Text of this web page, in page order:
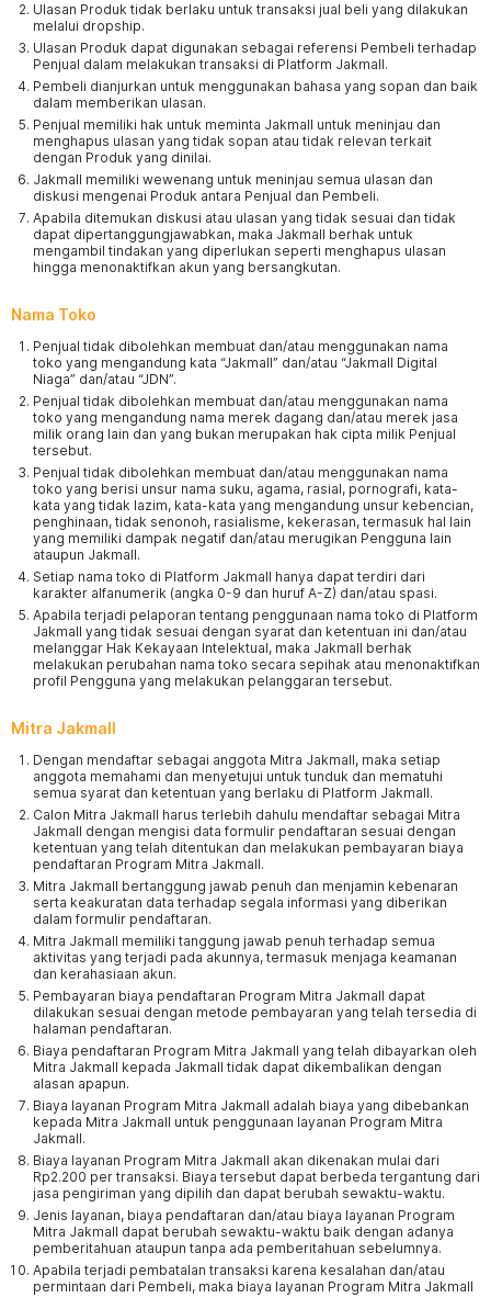
Ulasan Produk tidak berlaku untuk transaksi jual beli yang dilakukan
melalui dropship.
Ulasan Produk dapat digunakan sebagai referensi Pembeli terhadap
Penjual dalam melakukan transaksi di Platform Jakmall.
Pembeli dianjurkan untuk menggunakan bahasa yang sopan dan baik
dalam memberikan ulasan.
Penjual memiliki hak untuk meminta Jakmall untuk meninjau dan
menghapus ulasan yang tidak sopan atau tidak relevan terkait
dengan Produk yang dinilai.
Jakmall memiliki wewenang untuk meninjau semua ulasan dan
diskusi mengenai Produk antara Penjual dan Pembeli.
Apabila ditemukan diskusi atau ulasan yang tidak sesuai dan tidak
dapat dipertanggungjawabkan, maka Jakmall berhak untuk
mengambil tindakan yang diperlukan seperti menghapus ulasan
hingga menonaktifkan akun yang bersangkutan.
Nama Toko
Penjual tidak dibolehkan membuat dan/atau menggunakan nama
toko yang mengandung kata “Jakmall” dan/atau “Jakmall Digital
Niaga” dan/atau “JDN”.
Penjual tidak dibolehkan membuat dan/atau menggunakan nama
toko yang mengandung nama merek dagang dan/atau merek jasa
milik orang lain dan yang bukan merupakan hak cipta milik Penjual
tersebut.
Penjual tidak dibolehkan membuat dan/atau menggunakan nama
toko yang berisi unsur nama suku, agama, rasial, pornografi, kata-
kata yang tidak lazim, kata-kata yang mengandung unsur kebencian,
penghinaan, tidak senonoh, rasialisme, kekerasan, termasuk hal lain
yang memiliki dampak negatif dan/atau merugikan Pengguna lain
ataupun Jakmall.
Setiap nama toko di Platform Jakmall hanya dapat terdiri dari
karakter alfanumerik (angka 0-9 dan huruf A-Z) dan/atau spasi.
Apabila terjadi pelaporan tentang penggunaan nama toko di Platform
Jakmall yang tidak sesuai dengan syarat dan ketentuan ini dan/atau
melanggar Hak Kekayaan Intelektual, maka Jakmall berhak
melakukan perubahan nama toko secara sepihak atau menonaktifkan
profil Pengguna yang melakukan pelanggaran tersebut.
Mitra Jakmall
Dengan mendaftar sebagai anggota Mitra Jakmall, maka setiap
anggota memahami dan menyetujui untuk tunduk dan mematuhi
semua syarat dan ketentuan yang berlaku di Platform Jakmall.
Calon Mitra Jakmall harus terlebih dahulu mendaftar sebagai Mitra
Jakmall dengan mengisi data formulir pendaftaran sesuai dengan
ketentuan yang telah ditentukan dan melakukan pembayaran biaya
pendaftaran Program Mitra Jakmall.
Mitra Jakmall bertanggung jawab penuh dan menjamin kebenaran
serta keakuratan data terhadap segala informasi yang diberikan
dalam formulir pendaftaran.
Mitra Jakmall memiliki tanggung jawab penuh terhadap semua
aktivitas yang terjadi pada akunnya, termasuk menjaga keamanan
dan kerahasiaan akun.
Pembayaran biaya pendaftaran Program Mitra Jakmall dapat
dilakukan sesuai dengan metode pembayaran yang telah tersedia di
halaman pendaftaran.
Biaya pendaftaran Program Mitra Jakmall yang telah dibayarkan oleh
Mitra Jakmall kepada Jakmall tidak dapat dikembalikan dengan
alasan apapun.
Biaya layanan Program Mitra Jakmall adalah biaya yang dibebankan
kepada Mitra Jakmall untuk penggunaan layanan Program Mitra
Jakmall.
Biaya layanan Program Mitra Jakmall akan dikenakan mulai dari
Rp2.200 per transaksi. Biaya tersebut dapat berbeda tergantung dari
jasa pengiriman yang dipilih dan dapat berubah sewaktu-waktu.
Jenis layanan, biaya pendaftaran dan/atau biaya layanan Program
Mitra Jakmall dapat berubah sewaktu-waktu baik dengan adanya
pemberitahuan ataupun tanpa ada pemberitahuan sebelumnya.
Apabila terjadi pembatalan transaksi karena kesalahan dan/atau
permintaan dari Pembeli, maka biaya layanan Program Mitra Jakmall